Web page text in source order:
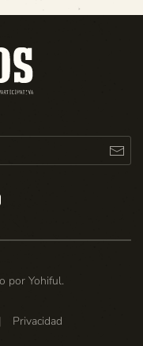
por Yohiful.
Privacidad